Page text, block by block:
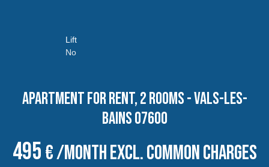
Lift
No
Apartment for rent, 2 rooms - Vals-les-
Bains 07600
495 € /month excl. common charges